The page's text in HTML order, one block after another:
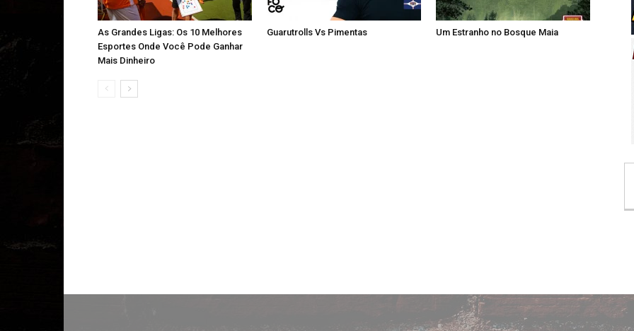
As Grandes Ligas: Os 10 Melhores
Esportes Onde Você Pode Ganhar
Mais Dinheiro
Guarutrolls Vs Pimentas Um Estranho no Bosque Maia